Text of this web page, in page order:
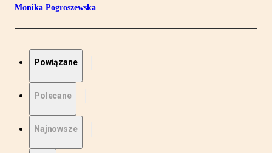
Monika Pogroszewska
Powiązane
Polecane
Najnowsze